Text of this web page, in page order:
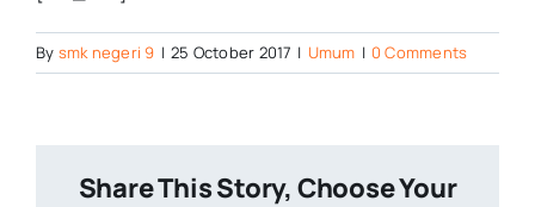
By smk negeri 9 | 25 October 2017 | Umum | 0 Comments
Share This Story, Choose Your